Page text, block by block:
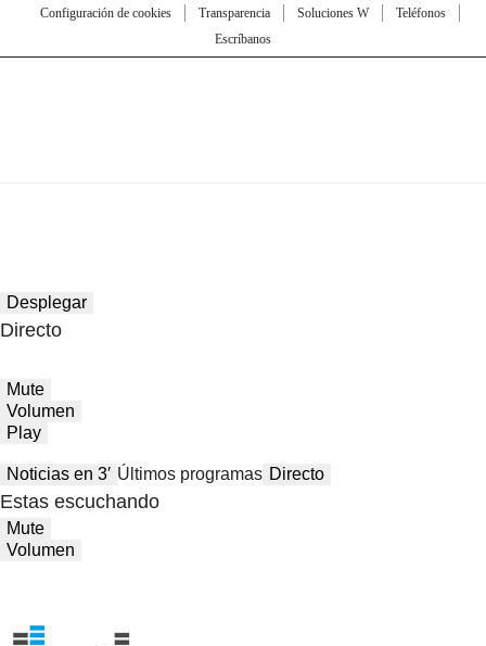
Configuración de cookies Transparencia Soluciones W
Teléfonos
Escríbanos
Desplegar
Directo
Mute
Volumen
Play
Noticias en 3′ Últimos programas Directo
Estas escuchando
Mute
Volumen